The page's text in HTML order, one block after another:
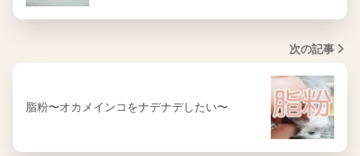
次の記事
脂粉〜オカメインコをナデナデしたい〜